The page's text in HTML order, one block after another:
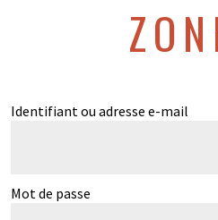
Identifiant ou adresse e-mail
Mot de passe